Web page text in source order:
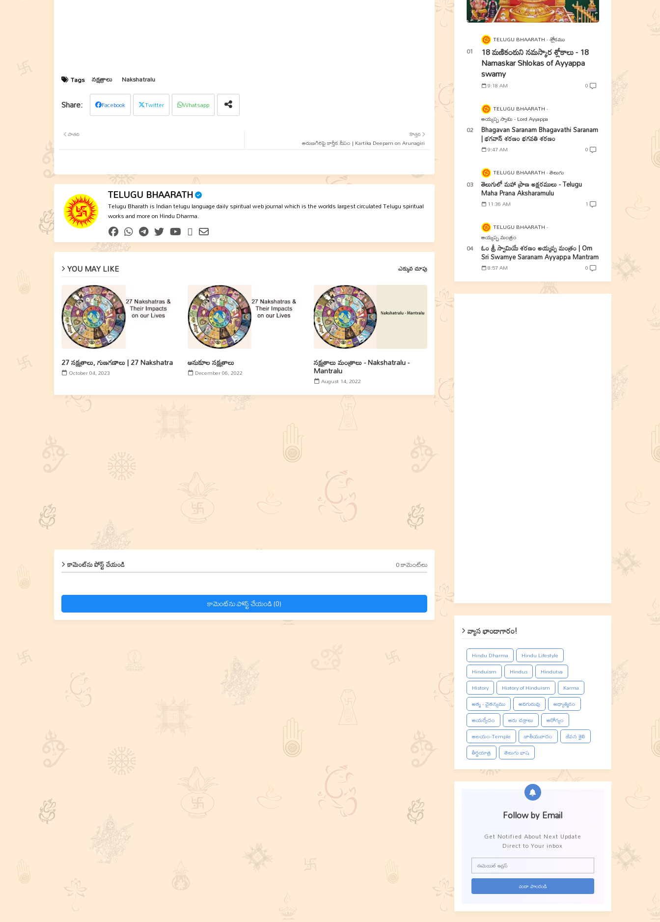
Tags నక్షత్రాలు Nakshatralu
Facebook Twitter Whatsapp
కొత్తది
అరుణగిరిపై కార్తీక దీపం | Kartika Deepam on Arunagiri
పాతది
TELUGU BHAARATH
Telugu Bharath is Indian telugu language daily spiritual web journal which is the worlds largest circulated Telugu spiritual
works and more on Hindu Dharma.
YOU MAY LIKE ఎక్కువ చూపు
27 నక్షత్రాలు, గుణగణాలు | 27 Nakshatra
October 04, 2023
అనుకూల నక్షత్రాలు
December 06, 2022
నక్షత్రాలు మంత్రాలు - Nakshatralu -
Mantralu
August 14, 2022
కామెంట్‌ను పోస్ట్ చేయండి 0 కామెంట్‌లు
కామెంట్‌ను పోస్ట్ చేయండి (0)
TELUGU BHAARATH శ్లోకము
18 మణికంఠుని నమస్కార శ్లోకాలు - 18
Namaskar Shlokas of Ayyappa
swamy
9:18 AM 0
TELUGU BHAARATH
అయ్యప్ప స్వామి - Lord Ayyappa
Bhagavan Saranam Bhagavathi Saranam
| భగవాన్ శరణం భగవతి శరణం
9:47 AM 0
TELUGU BHAARATH తెలుగు
తెలుగులో మహా ప్రాణ అక్షరములు - Telugu
Maha Prana Aksharamulu
11:36 AM 1
TELUGU BHAARATH
అయ్యప్ప మంత్రం
ఓం శ్రీ స్వామియే శరణం అయ్యప్ప మంత్రం | Om
Sri Swamye Saranam Ayyappa Mantram
8:57 AM 0
వ్యాస భాండాగారం!
Hindu Dharma
Hindu Lifestyle
Hinduism
Hindus
Hindutva
History
History of Hinduism
Karma
ఆత్మ - చైతన్యము
ఆదిగురువు
ఆధ్యాత్మికం
ఆయర్వేదం
ఆరు చక్రాలు
ఆరోగ్యం
ఆలయం-Temple
జాతీయవాదం
జీవన శైలి
తీర్థయాత్ర
తెలుగు భాష
Follow by Email
Get Notified About Next Update
Direct to Your inbox